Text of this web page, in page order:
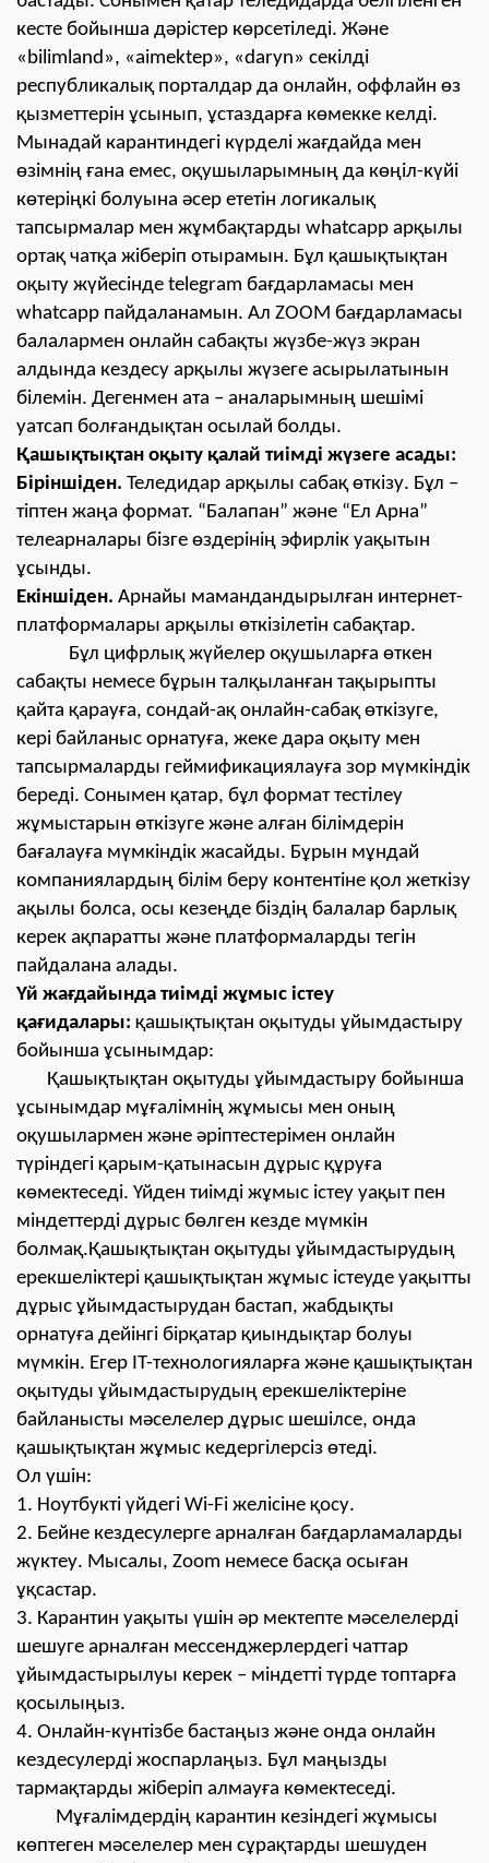
кесте бойынша дәрістер көрсетіледі. Және
«bilimland», «aіmektep», «daryn» секілді
республикалық порталдар да онлайн, оффлайн өз
қызметтерін ұсынып, ұстаздарға көмекке келді.
Мынадай карантиндегі күрделі жағдайда мен
өзімнің ғана емес, оқушыларымның да көңіл-күйі
көтеріңкі болуына әсер ететін логикалық
тапсырмалар мен жұмбақтарды whatcapp арқылы
ортақ чатқа жіберіп отырамын. Бұл қашықтықтан
оқыту жүйесінде telegram бағдарламасы мен
whatcapp пайдаланамын. Ал ZOOM бағдарламасы
балалармен онлайн сабақты жүзбе-жүз экран
алдында кездесу арқылы жүзеге асырылатынын
білемін. Дегенмен ата – аналарымның шешімі
уатсап болғандықтан осылай болды.
Қашықтықтан оқыту қалай тиімді жүзеге асады:
Біріншіден. Теледидар арқылы сабақ өткізу. Бұл –
тіптен жаңа формат. “Балапан” және “Ел Арна”
телеарналары бізге өздерінің эфирлік уақытын
ұсынды.
Екіншіден. Арнайы мамандандырылған интернет-
платформалары арқылы өткізілетін сабақтар.
Бұл цифрлық жүйелер оқушыларға өткен
сабақты немесе бұрын талқыланған тақырыпты
қайта қарауға, сондай-ақ онлайн-сабақ өткізуге,
кері байланыс орнатуға, жеке дара оқыту мен
тапсырмаларды геймификациялауға зор мүмкіндік
береді. Сонымен қатар, бұл формат тестілеу
жұмыстарын өткізуге және алған білімдерін
бағалауға мүмкіндік жасайды. Бұрын мұндай
компаниялардың білім беру контентіне қол жеткізу
ақылы болса, осы кезеңде біздің балалар барлық
керек ақпаратты және платформаларды тегін
пайдалана алады.
Үй жағдайында тиімді жұмыс істеу
қағидалары: қашықтықтан оқытуды ұйымдастыру
бойынша ұсынымдар:
Қашықтықтан оқытуды ұйымдастыру бойынша
ұсынымдар мұғалімнің жұмысы мен оның
оқушылармен және әріптестерімен онлайн
түріндегі қарым-қатынасын дұрыс құруға
көмектеседі. Үйден тиімді жұмыс істеу уақыт пен
міндеттерді дұрыс бөлген кезде мүмкін
болмақ.Қашықтықтан оқытуды ұйымдастырудың
ерекшеліктері қашықтықтан жұмыс істеуде уақытты
дұрыс ұйымдастырудан бастап, жабдықты
орнатуға дейінгі бірқатар қиындықтар болуы
мүмкін. Егер IT-технологияларға және қашықтықтан
оқытуды ұйымдастырудың ерекшеліктеріне
байланысты мәселелер дұрыс шешілсе, онда
қашықтықтан жұмыс кедергілерсіз өтеді.
Ол үшін:
1. Ноутбукті үйдегі Wi-Fi желісіне қосу.
2. Бейне кездесулерге арналған бағдарламаларды
жүктеу. Мысалы, Zoom немесе басқа осыған
ұқсастар.
3. Карантин уақыты үшін әр мектепте мәселелерді
шешуге арналған мессенджерлердегі чаттар
ұйымдастырылуы керек – міндетті түрде топтарға
қосылыңыз.
4. Онлайн-күнтізбе бастаңыз және онда онлайн
кездесулерді жоспарлаңыз. Бұл маңызды
тармақтарды жіберіп алмауға көмектеседі.
Мұғалімдердің карантин кезіндегі жұмысы
көптеген мәселелер мен сұрақтарды шешуден